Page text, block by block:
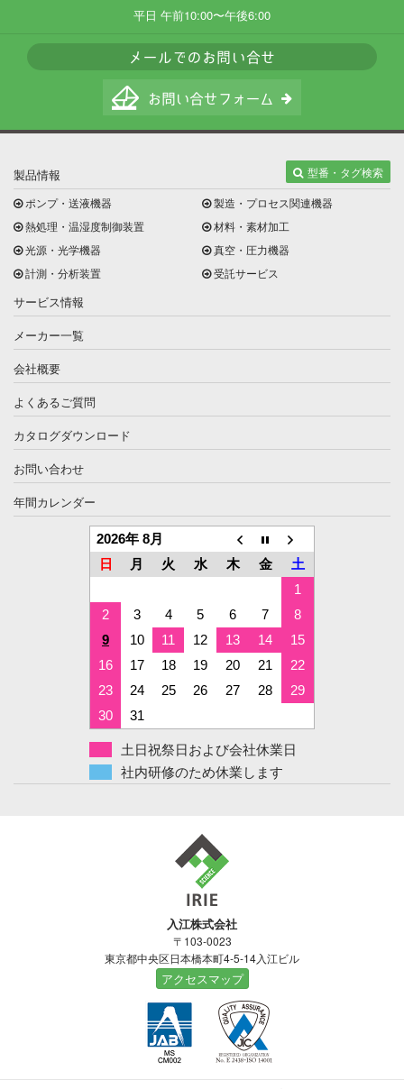
平日 午前10:00〜午後6:00
製品情報
型番・タグ検索
ポンプ・送液機器
熱処理・温湿度制御装置
光源・光学機器
計測・分析装置
製造・プロセス関連機器
材料・素材加工
真空・圧力機器
受託サービス
サービス情報
メーカー一覧
会社概要
よくあるご質問
カタログダウンロード
お問い合わせ
年間カレンダー
2026年 8月
日
月 火 水 木 金
土
1
2
3 4 5 6 7
8
9
10 11 12 13 14
15
16
17 18 19 20 21
22
23
24 25 26 27 28
29
30
31
土日祝祭日および会社休業日
社内研修のため休業します
入江株式会社
〒103-0023
東京都中央区日本橋本町4-5-14入江ビル
アクセスマップ